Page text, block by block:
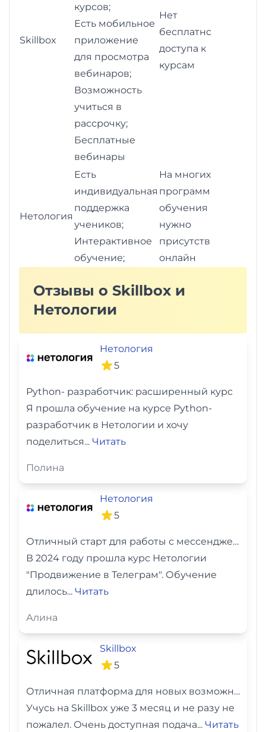
Skillbox
курсов;
Есть мобильное
приложение
для просмотра
вебинаров;
Возможность
учиться в
рассрочку;
Бесплатные
вебинары
Нет
бесплатного
доступа к
курсам
Нетология
Есть
индивидуальная
поддержка
учеников;
Интерактивное
обучение;
На многих
программах
обучения
нужно
присутствовать
онлайн
Отзывы о Skillbox и
Нетологии
Нетология
5
Python- разработчик: расширенный курс
Я прошла обучение на курсе Python-
разработчик в Нетологии и хочу
поделиться... Читать
Полина
Нетология
5
Отличный старт для работы с мессенджером!
В 2024 году прошла курс Нетологии
"Продвижение в Телеграм". Обучение
длилось... Читать
Алина
Skillbox
5
Отличная платформа для новых возможностей
Учусь на Skillbox уже 3 месяц и не разу не
пожалел. Очень доступная подача... Читать